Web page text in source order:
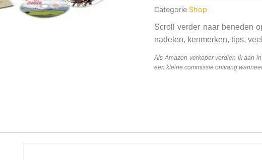
Categorie Shop
Scroll verder naar beneden
nadelen, kenmerken, tips,
Als Amazon-verkoper verdien ik aan
een kleine commissie ontvang